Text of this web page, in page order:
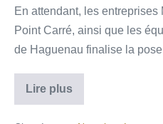
En attendant, les
Point Carré, ainsi que les
de Haguenau finalise la
Lire plus